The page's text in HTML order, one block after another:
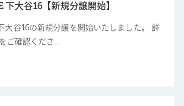
下大谷16【新規分譲開始】
大谷16の新規分譲を開始いたしました。 詳
ご確認くださ...